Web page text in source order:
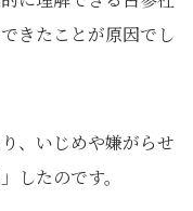
きたことが原因でし
、いじめや嫌がらせ
したのです。